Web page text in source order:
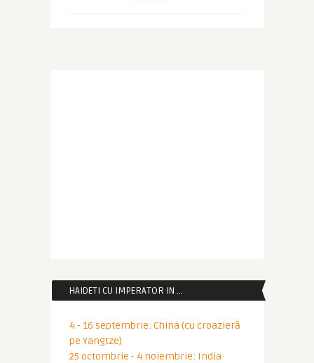
HAIDETI CU IMPERATOR IN …
4 - 16 septembrie: China (cu croazieră
pe Yangtze)
25 octombrie - 4 noiembrie: India